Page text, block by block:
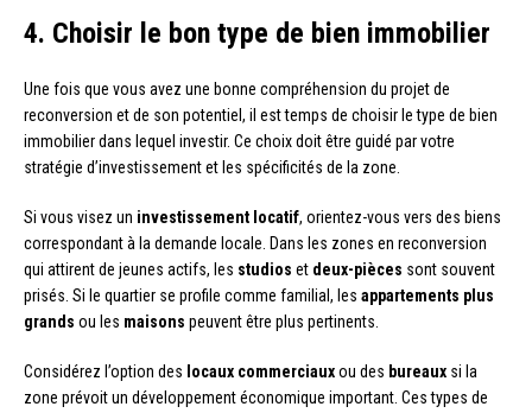
4. Choisir le bon type de bien immobilier
Une fois que vous avez une bonne compréhension du projet de
reconversion et de son potentiel, il est temps de choisir le type de bien
immobilier dans lequel investir. Ce choix doit être guidé par votre
stratégie d’investissement et les spécificités de la zone.
Si vous visez un investissement locatif, orientez-vous vers des biens
correspondant à la demande locale. Dans les zones en reconversion
qui attirent de jeunes actifs, les studios et deux-pièces sont souvent
prisés. Si le quartier se profile comme familial, les appartements plus
grands ou les maisons peuvent être plus pertinents.
Considérez l’option des locaux commerciauxou des bureaux si la
zone prévoit un développement économique important. Ces types de